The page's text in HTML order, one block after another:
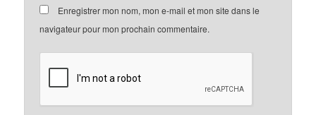
Enregistrer mon nom, mon e-mail et mon site dans le
navigateur pour mon prochain commentaire.